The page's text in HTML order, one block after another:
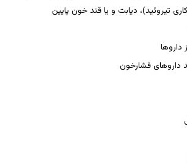
تیروئید)، دیابت و یا قند خون پایین
داروها
فشارخون